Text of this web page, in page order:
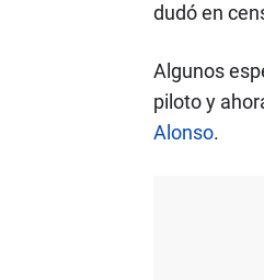
dudó en
Algunos
piloto y
Alonso.